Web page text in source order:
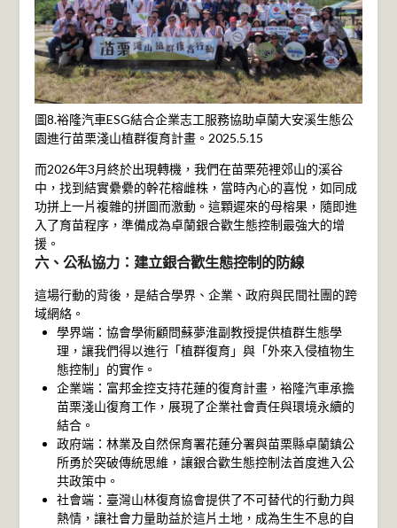
圖8.裕隆汽車ESG結合企業志工服務協助卓蘭大安溪生態公
園進行苗栗淺山植群復育計畫。2025.5.15
而2026年3月終於出現轉機，我們在苗栗苑裡郊山的溪谷
中，找到結實纍纍的幹花榕雌株，當時內心的喜悅，如同成
功拼上一片複雜的拼圖而激動。這顆遲來的母榕果，隨即進
入了育苗程序，準備成為卓蘭銀合歡生態控制最強大的增
援。
六、公私協力：建立銀合歡生態控制的防線
這場行動的背後，是結合學界、企業、政府與民間社團的跨
域網絡。
學界端：協會學術顧問蘇夢淮副教授提供植群生態學
理，讓我們得以進行「植群復育」與「外來入侵植物生
態控制」的實作。
企業端：富邦金控支持花蓮的復育計畫，裕隆汽車承擔
苗栗淺山復育工作，展現了企業社會責任與環境永續的
結合。
政府端：林業及自然保育署花蓮分署與苗栗縣卓蘭鎮公
所勇於突破傳統思維，讓銀合歡生態控制法首度進入公
共政策中。
社會端：臺灣山林復育協會提供了不可替代的行動力與
熱情，讓社會力量助益於這片土地，成為生生不息的自